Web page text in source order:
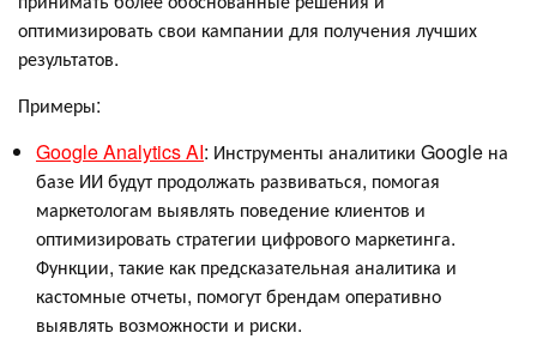
оптимизировать свои кампании для получения лучших
результатов.
Примеры:
Google Analytics AI: Инструменты аналитики Google на
базе ИИ будут продолжать развиваться, помогая
маркетологам выявлять поведение клиентов и
оптимизировать стратегии цифрового маркетинга.
Функции, такие как предсказательная аналитика и
кастомные отчеты, помогут брендам оперативно
выявлять возможности и риски.